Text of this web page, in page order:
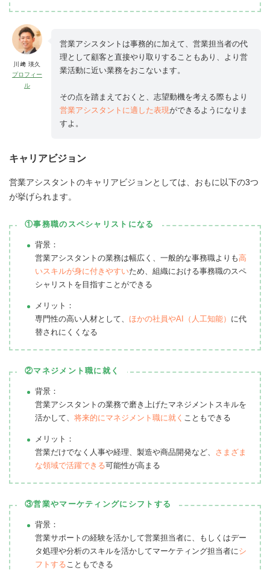
川﨑 瑛久
プロフィー
ル
営業アシスタントは事務的に加えて、営業担当者の代
理として顧客と直接やり取りすることもあり、より営
業活動に近い業務をおこないます。
その点を踏まえておくと、志望動機を考える際もより
営業アシスタントに適した表現ができるようになりま
すよ。
キャリアビジョン
営業アシスタントのキャリアビジョンとしては、おもに以下の3つ
が挙げられます。
①事務職のスペシャリストになる
背景：
営業アシスタントの業務は幅広く、一般的な事務職よりも高
いスキルが身に付きやすいため、組織における事務職のスペ
シャリストを目指すことができる
メリット：
専門性の高い人材として、 ほかの社員やAI（人工知能） に代
替されにくくなる
②マネジメント職に就く
背景：
営業アシスタントの業務で磨き上げたマネジメントスキルを
活かして、 将来的にマネジメント職に就く こともできる
メリット：
営業だけでなく人事や経理、製造や商品開発など、 さまざま
な領域で活躍できる可能性が高まる
③営業やマーケティングにシフトする
背景：
営業サポートの経験を活かして営業担当者に、もしくはデー
タ処理や分析のスキルを活かしてマーケティング担当者にシ
フトすることもできる